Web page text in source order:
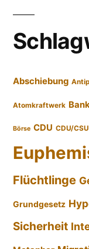
Abschiebung
Atomkraftwerk
Börse CDU CDU/CSU
Flüchtlinge
Grundgesetz
Sicherheit